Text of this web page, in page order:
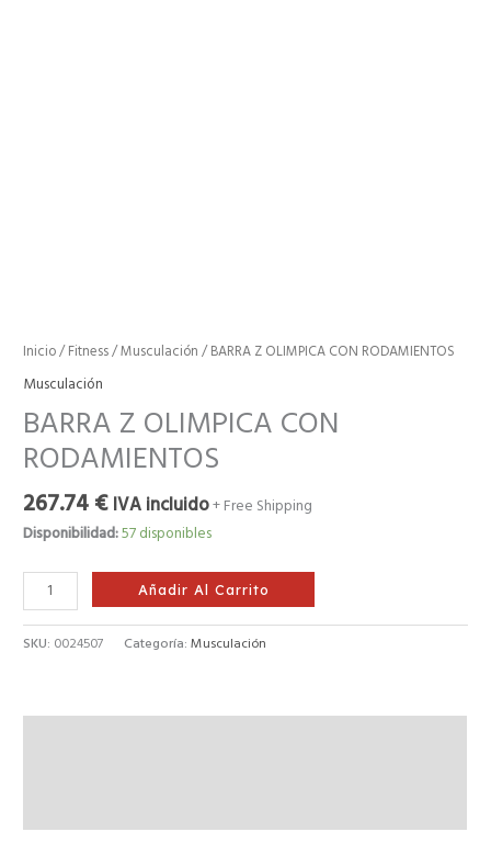
Inicio/Fitness/Musculación / BARRA Z OLIMPICA CON RODAMIENTOS
Musculación
BARRA Z OLIMPICA CON
RODAMIENTOS
267.74€ IVA incluido+ Free Shipping
Disponibilidad:57 disponibles
Añadir Al Carrito
SKU: 0024507 Categoría:Musculación